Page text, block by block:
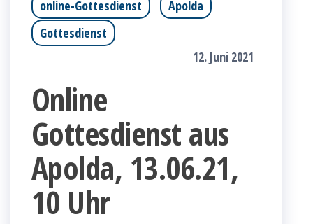
online-Gottesdienst
Apolda
Gottesdienst
12. Juni 2021
Online
Gottesdienst aus
Apolda, 13.06.21,
10 Uhr